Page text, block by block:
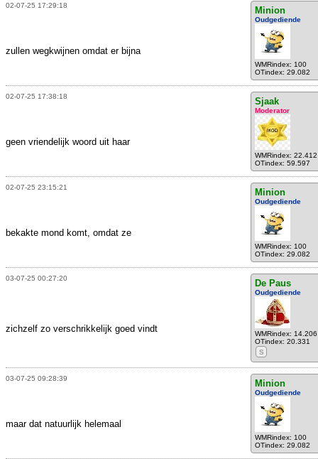
02-07-25 17:29:18 Minion
Oudgediende
WMRindex: 100
OTindex: 29.082
zullen wegkwijnen omdat er bijna
02-07-25 17:38:18 Sjaak
Moderator
WMRindex: 22.412
OTindex: 59.597
geen vriendelijk woord uit haar
02-07-25 23:15:21 Minion
Oudgediende
WMRindex: 100
OTindex: 29.082
bekakte mond komt, omdat ze
03-07-25 00:27:20 De Paus
Oudgediende
WMRindex: 14.206
OTindex: 20.331
S
zichzelf zo verschrikkelijk goed vindt
03-07-25 09:28:39 Minion
Oudgediende
WMRindex: 100
OTindex: 29.082
maar dat natuurlijk helemaal